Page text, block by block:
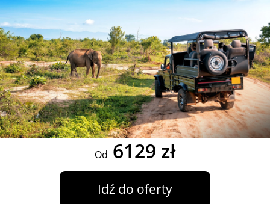
Od 6129 zł
Idź do oferty